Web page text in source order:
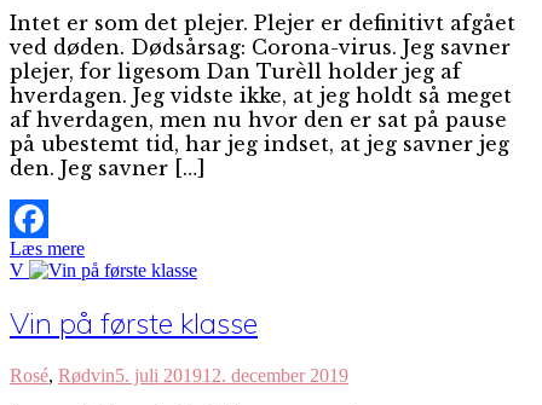
Intet er som det plejer. Plejer er definitivt afgået
ved døden. Dødsårsag: Corona-virus. Jeg savner
plejer, for ligesom Dan Turèll holder jeg af
hverdagen. Jeg vidste ikke, at jeg holdt så meget
af hverdagen, men nu hvor den er sat på pause
på ubestemt tid, har jeg indset, at jeg savner jeg
den. Jeg savner […]
Facebook
Læs mere
V
Vin på første klasse
Rosé, Rødvin5. juli 201912. december 2019